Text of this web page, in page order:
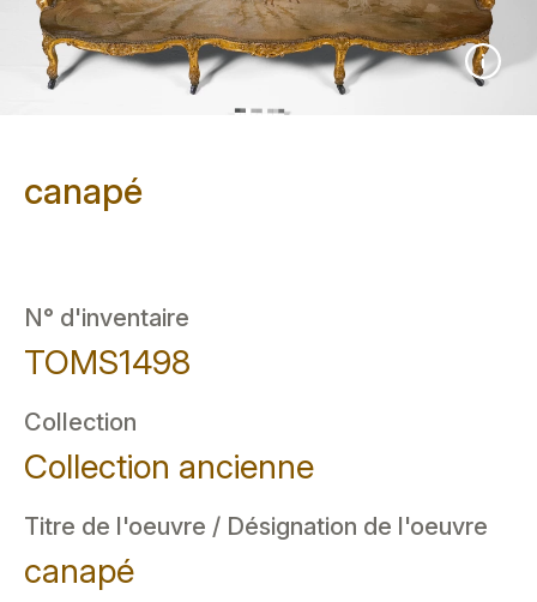
canapé
N° d'inventaire
TOMS1498
Collection
Collection ancienne
Titre de l'oeuvre / Désignation de l'oeuvre
canapé